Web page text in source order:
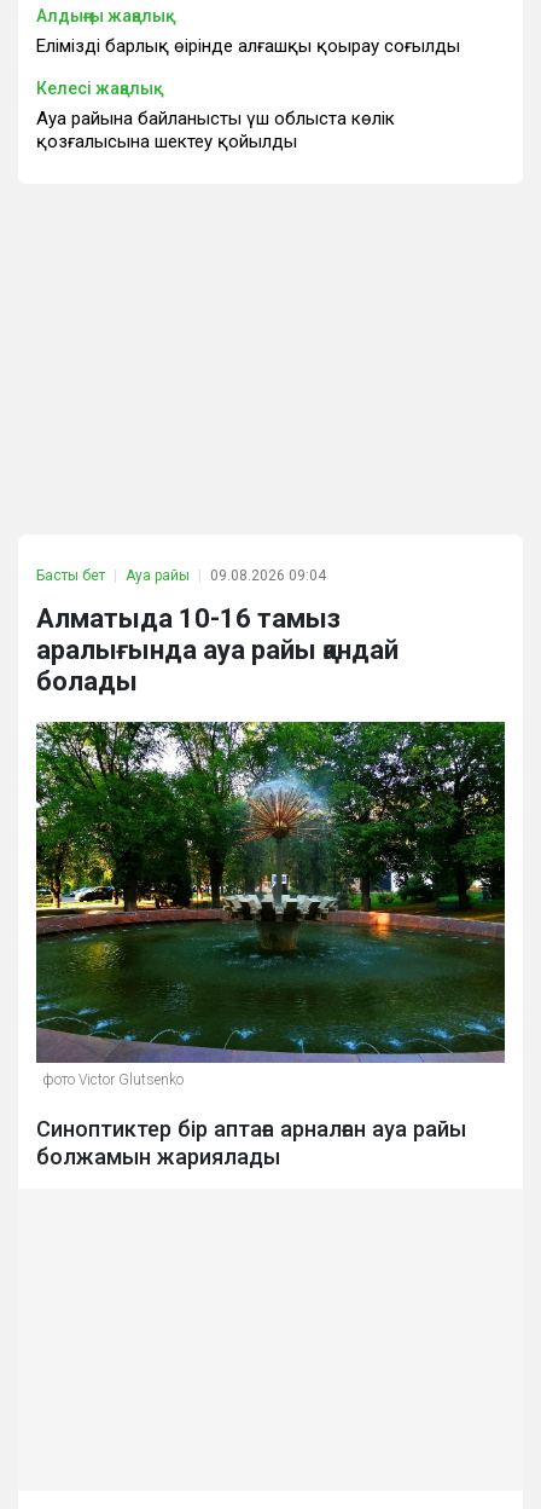
Алдыңғы жаңалық
Еліміздің барлық өңірінде алғашқы қоңырау соғылды
Келесі жаңалық
Ауа райына байланысты үш облыста көлік
қозғалысына шектеу қойылды
Басты бет Ауа райы 09.08.2026 09:04
Алматыда 10-16 тамыз
аралығында ауа райы қандай
болады
фото Victor Glutsenko
Синоптиктер бір аптаға арналған ауа райы
болжамын жариялады